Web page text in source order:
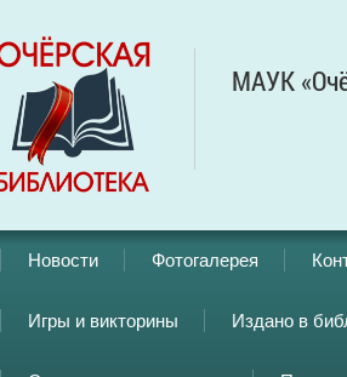
МАУК
Новости Фотогалерея
Игры и викторины Издано в